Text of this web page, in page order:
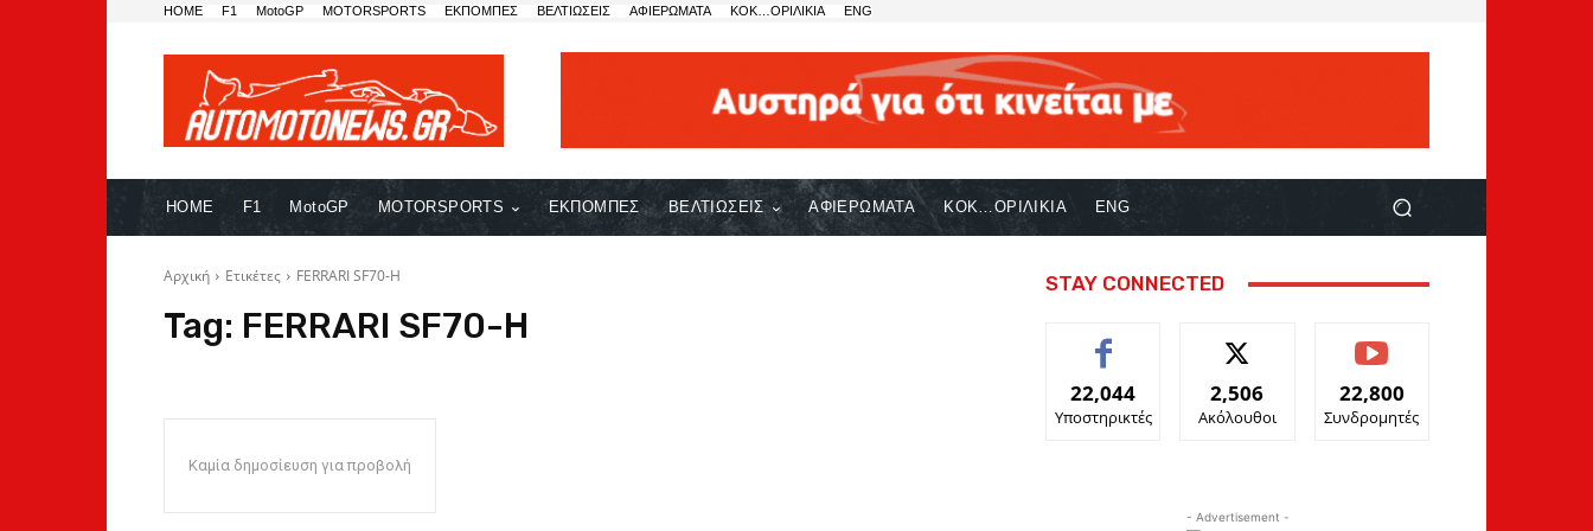
HOME F1 MotoGP MOTORSPORTS ΕΚΠΟΜΠΕΣ ΒΕΛΤΙΩΣΕΙΣ ΑΦΙΕΡΩΜΑΤΑ ΚΟΚ…ΟΡΙΛΙΚΙΑ ENG
HOME F1 MotoGP MOTORSPORTS ΕΚΠΟΜΠΕΣ ΒΕΛΤΙΩΣΕΙΣ ΑΦΙΕΡΩΜΑΤΑ ΚΟΚ…ΟΡΙΛΙΚΙΑ ENG
Αρχική Ετικέτες FERRARI SF70-H
Tag: FERRARI SF70-H
Καμία δημοσίευση για προβολή
STAY CONNECTED
22,044
Υποστηρικτές
2,506
Ακόλουθοι
22,800
Συνδρομητές
- Advertisement -